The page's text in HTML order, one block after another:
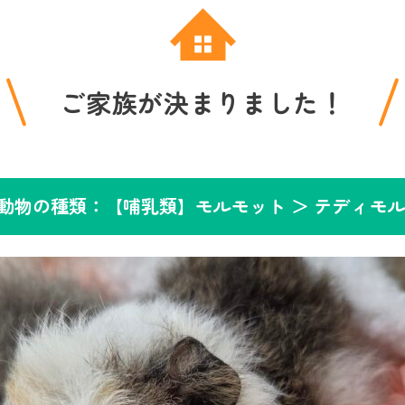
ご家族が決まりました！
物の種類：【哺乳類】モルモット ＞ テディモ